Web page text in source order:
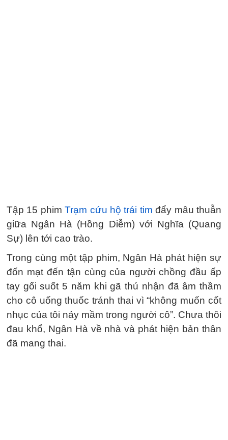
Tập 15 phimTrạm cứu hộ trái tim đẩy mâu thuẫn
giữa Ngân Hà (Hồng Diễm) với Nghĩa (Quang
Sự) lên tới cao trào.
Trong cùng một tập phim, Ngân Hà phát hiện sự
đốn mạt đến tận cùng của người chồng đầu ấp
tay gối suốt 5 năm khi gã thú nhận đã âm thầm
cho cô uống thuốc tránh thai vì “không muốn cốt
nhục của tôi nảy mầm trong người cô”. Chưa thôi
đau khổ, Ngân Hà về nhà và phát hiện bản thân
đã mang thai.